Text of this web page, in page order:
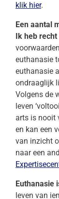
klik hier.
Een aantal
Ik heb
euthanasie
euthanasie
ondraaglijk
Volgens de
leven
arts is nooit
en kan een
van inzicht
naar een
Euthanasie
leven van